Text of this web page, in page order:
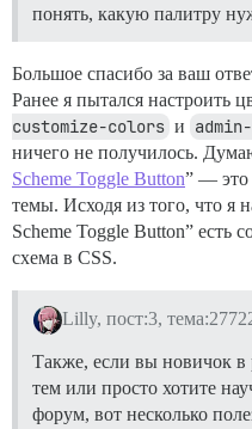
понять, какую палитру
Большое спасибо за ваш
Ранее я пытался настроить
customize-colors и
ничего не получилось.
Scheme Toggle Button” — это
темы. Исходя из того, что я
Scheme Toggle Button” есть
схема в CSS.
Lilly, пост:3,
Также, если вы новичок в
тем или просто хотите
форум, вот несколько